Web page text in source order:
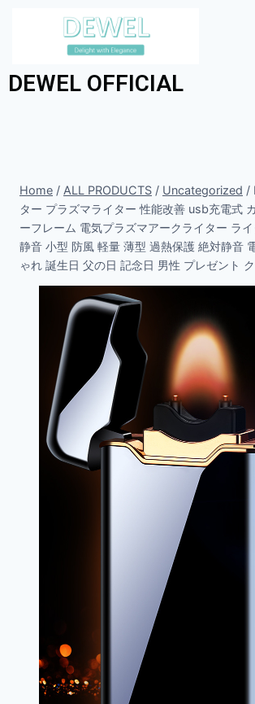
DEWEL OFFICIAL
Home / ALL PRODUCTS / Uncategorized /
ター プラズマライター 性能改善 usb充電式
ーフレーム 電気プラズマアークライター ラ
静音 小型 防風 軽量 薄型 過熱保護 絶対静音
ゃれ 誕生日 父の日 記念日 男性 プレゼント